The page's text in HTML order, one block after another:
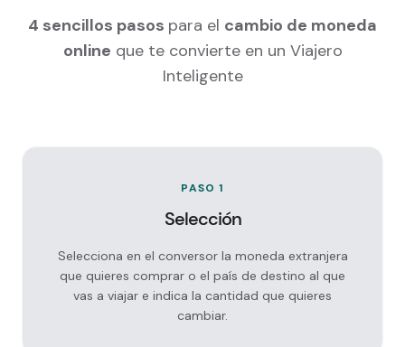
4 sencillos pasos para el cambio de moneda
online que te convierte en un Viajero
Inteligente
PASO 1
Selección
Selecciona en el conversor la moneda extranjera
que quieres comprar o el país de destino al que
vas a viajar e indica la cantidad que quieres
cambiar.